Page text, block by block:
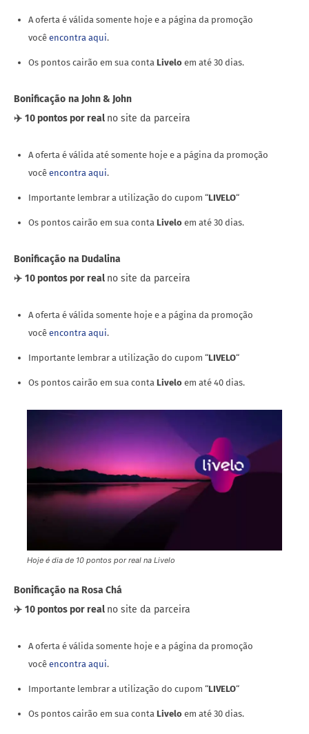
A oferta é válida somente hoje e a página da promoção
você encontra aqui.
Os pontos cairão em sua conta Livelo em até 30 dias.
Bonificação na John & John
✈️ 10 pontos por real no site da parceira
A oferta é válida até somente hoje e a página da promoção
você encontra aqui.
Importante lembrar a utilização do cupom “LIVELO“
Os pontos cairão em sua conta Livelo em até 30 dias.
Bonificação na Dudalina
✈️ 10 pontos por real no site da parceira
A oferta é válida somente hoje e a página da promoção
você encontra aqui.
Importante lembrar a utilização do cupom “LIVELO“
Os pontos cairão em sua conta Livelo em até 40 dias.
Hoje é dia de 10 pontos por real na Livelo
Bonificação na Rosa Chá
✈️ 10 pontos por real no site da parceira
A oferta é válida somente hoje e a página da promoção
você encontra aqui.
Importante lembrar a utilização do cupom “LIVELO“
Os pontos cairão em sua conta Livelo em até 30 dias.